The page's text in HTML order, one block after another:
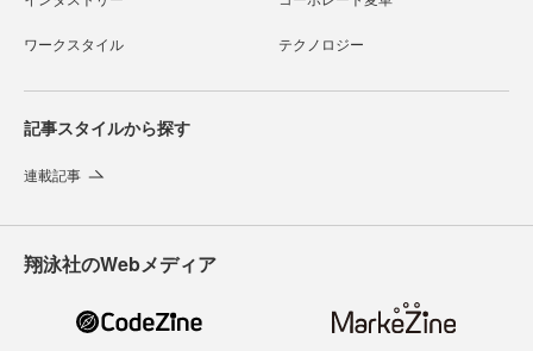
ワークスタイル テクノロジー
記事スタイルから探す
連載記事
翔泳社のWebメディア